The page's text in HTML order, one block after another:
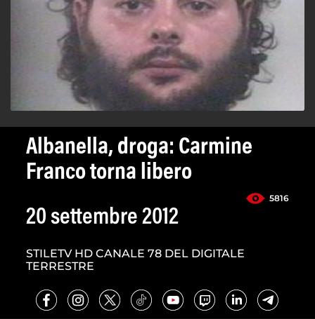
Albanella, droga: Carmine
Franco torna libero
5816
20 settembre 2012
STILETV HD CANALE 78 DEL DIGITALE
TERRESTRE